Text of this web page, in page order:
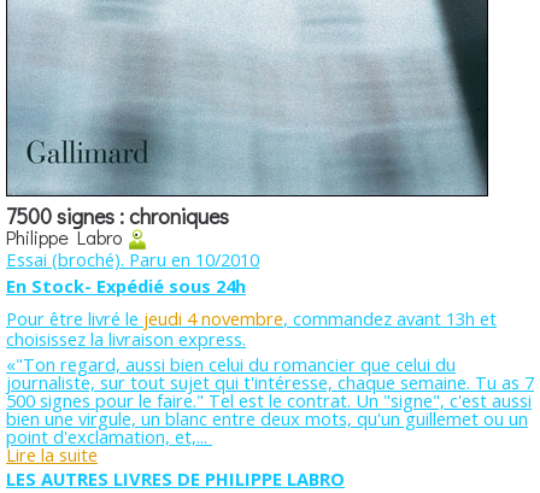
7500 signes : chroniques
Philippe Labro
Essai (broché). Paru en 10/2010
En Stock- Expédié sous 24h
Pour être livré le jeudi 4 novembre, commandez avant 13h et
choisissez la livraison express.
«"Ton regard, aussi bien celui du romancier que celui du
journaliste, sur tout sujet qui t'intéresse, chaque semaine. Tu as 7
500 signes pour le faire." Tel est le contrat. Un "signe", c'est aussi
bien une virgule, un blanc entre deux mots, qu'un guillemet ou un
point d'exclamation, et,...
Lire la suite
LES AUTRES LIVRES DE PHILIPPE LABRO